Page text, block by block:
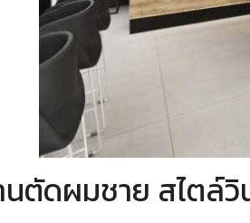
ตัดผมชาย สไตล์วิ